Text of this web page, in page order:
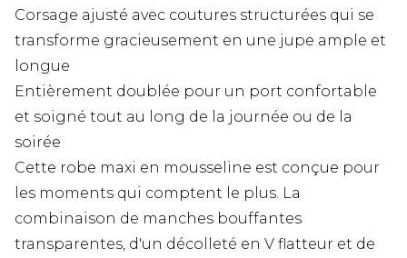
Corsage ajusté avec coutures structurées qui se
transforme gracieusement en une jupe ample et
longue
Entièrement doublée pour un port confortable
et soigné tout au long de la journée ou de la
soirée
Cette robe maxi en mousseline est conçue pour
les moments qui comptent le plus. La
combinaison de manches bouffantes
transparentes, d'un décolleté en V flatteur et de